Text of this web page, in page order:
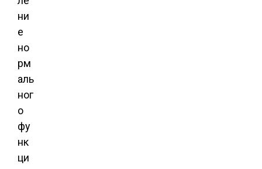
ни
е
но
рм
аль
ног
о
фу
нк
ци